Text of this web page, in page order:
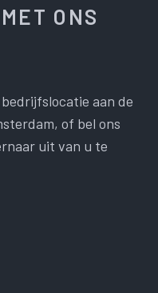
ONS
aan de
of bel ons
uit van u te